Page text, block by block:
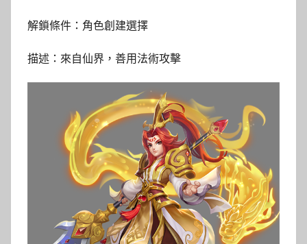
解鎖條件：角色創建選擇
描述：來自仙界，善用法術攻擊